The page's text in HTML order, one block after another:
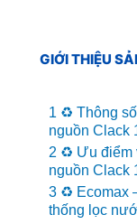
GIỚI THIỆU
♻️ Thông
nguồn Clack
♻️ Ưu điểm
nguồn Clack
♻️ Ecomax
thống lọc